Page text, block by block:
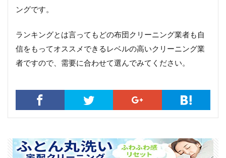
ングです。
ランキングとは言ってもどの布団クリーニング業者も自
信をもってオススメできるレベルの高いクリーニング業
者ですので、需要に合わせて選んでみてください。